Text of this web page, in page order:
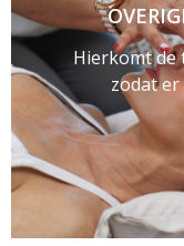
Hierkomt de
zodat